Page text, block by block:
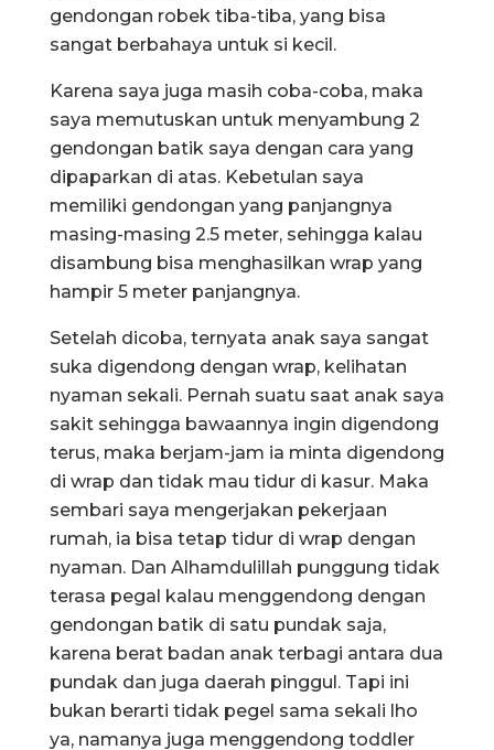
gendongan robek tiba-tiba, yang bisa
sangat berbahaya untuk si kecil.
Karena saya juga masih coba-coba, maka
saya memutuskan untuk menyambung 2
gendongan batik saya dengan cara yang
dipaparkan di atas. Kebetulan saya
memiliki gendongan yang panjangnya
masing-masing 2.5 meter, sehingga kalau
disambung bisa menghasilkan wrap yang
hampir 5 meter panjangnya.
Setelah dicoba, ternyata anak saya sangat
suka digendong dengan wrap, kelihatan
nyaman sekali. Pernah suatu saat anak saya
sakit sehingga bawaannya ingin digendong
terus, maka berjam-jam ia minta digendong
di wrap dan tidak mau tidur di kasur. Maka
sembari saya mengerjakan pekerjaan
rumah, ia bisa tetap tidur di wrap dengan
nyaman. Dan Alhamdulillah punggung tidak
terasa pegal kalau menggendong dengan
gendongan batik di satu pundak saja,
karena berat badan anak terbagi antara dua
pundak dan juga daerah pinggul. Tapi ini
bukan berarti tidak pegel sama sekali lho
ya, namanya juga menggendong toddler